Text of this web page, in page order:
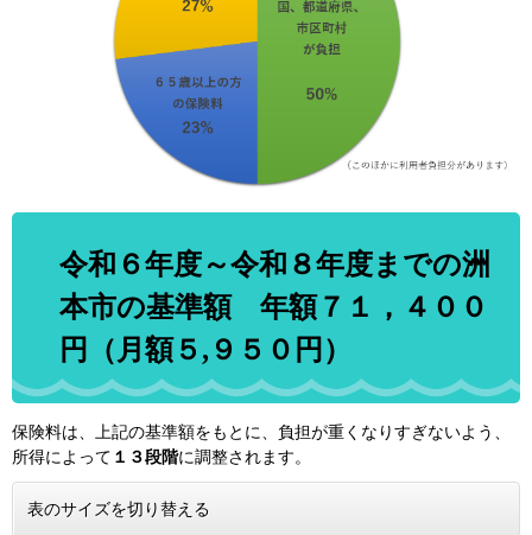
令和６年度～令和８年度までの洲
本市の基準額 年額７１，４００
円（月額５,９５０円）
保険料は、上記の基準額をもとに、負担が重くなりすぎないよう、
所得によって １３段階に調整されます。
表のサイズを切り替える